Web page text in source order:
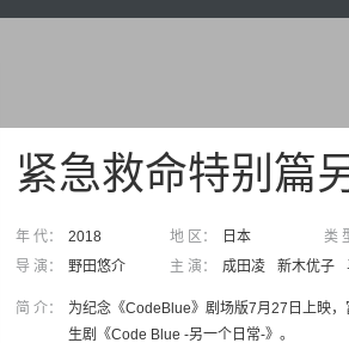
紧急救命特别篇
年 代： 2018 地 区： 日本 类
导 演：
野田悠介 主 演： 成田凌 新木优子
简 介：
为纪念《CodeBlue》剧场版7月27日上映
生剧《Code Blue -另一个日常-》。